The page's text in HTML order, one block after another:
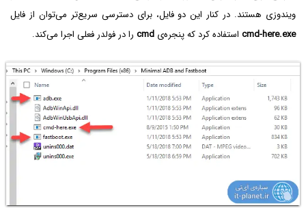
ویندوزی هستند. در کنار این دو فایل، برای دسترسی سریع‌تر می‌توان از فایل
cmd-here.exe استفاده کرد که پنجره‌ی cmd را در فولدر فعلی اجرا می‌کند.